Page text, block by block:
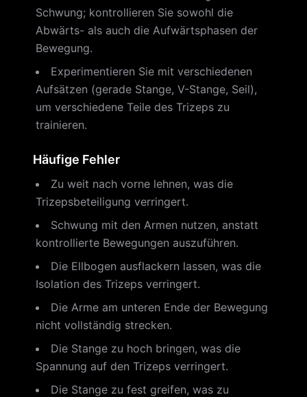
Schwung; kontrollieren Sie sowohl die
Abwärts- als auch die Aufwärtsphasen der
Bewegung.
Experimentieren Sie mit verschiedenen
Aufsätzen (gerade Stange, V-Stange, Seil),
um verschiedene Teile des Trizeps zu
trainieren.
Häufige Fehler
Zu weit nach vorne lehnen, was die
Trizepsbeteiligung verringert.
Schwung mit den Armen nutzen, anstatt
kontrollierte Bewegungen auszuführen.
Die Ellbogen ausflackern lassen, was die
Isolation des Trizeps verringert.
Die Arme am unteren Ende der Bewegung
nicht vollständig strecken.
Die Stange zu hoch bringen, was die
Spannung auf den Trizeps verringert.
Die Stange zu fest greifen, was zu